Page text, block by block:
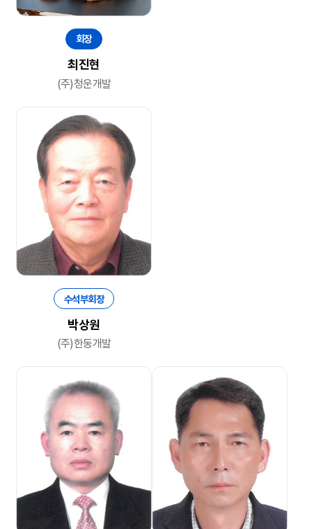
회장
최진현
(주)청운개발
수석부회장
박상원
(주)한동개발